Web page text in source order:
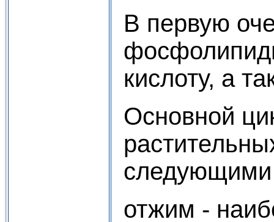
В первую
кислоту, а
Основной
отжим -